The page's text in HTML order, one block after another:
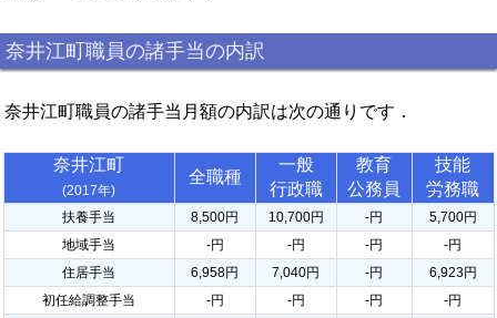
奈井江町職員の諸手当の内訳
奈井江町職員の諸手当月額の内訳は次の通りです．
奈井江町
(2017年)
全職種
一般
行政職
教育
公務員
技能
労務職
扶養手当 8,500円 10,700円 -円
5,700円
地域手当
-円 -円 -円
-円
住居手当
6,958円 7,040円 -円
6,923円
初任給調整手当
-円 -円 -円
-円